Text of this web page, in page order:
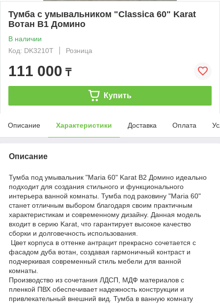
Тумба с умывальником "Classica 60" Karat
Вотан В1 Домино
В наличии
Код: DK3210T
Розница
111 000 ₸
Купить
Описание Характеристики Доставка Оплата
Описание
Тумба под умывальник "Maria 60" Karat В2 Домино идеально
подходит для создания стильного и функционального
интерьера ванной комнаты. Тумба под раковину "Maria 60"
станет отличным выбором благодаря своим практичным
характеристикам и современному дизайну. Данная модель
входит в серию Karat, что гарантирует высокое качество
сборки и долговечность использования.
Цвет корпуса в оттенке антрацит прекрасно сочетается с
фасадом дуба вотан, создавая гармоничный контраст и
подчеркивая современный стиль мебели для ванной
комнаты.
Производство из сочетания ЛДСП, МДФ материалов с
пленкой ПВХ обеспечивает надежность конструкции и
привлекательный внешний вид. Тумба в ванную комнату